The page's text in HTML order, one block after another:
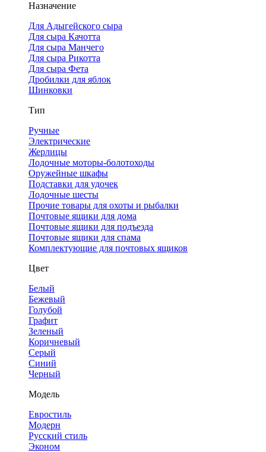
Назначение
Для Адыгейского сыра
Для сыра Качотта
Для сыра Манчего
Для сыра Рикотта
Для сыра Фета
Дробилки для яблок
Шинковки
Тип
Ручные
Электрические
Жерлицы
Лодочные моторы-болотоходы
Оружейные шкафы
Подставки для удочек
Лодочные шесты
Прочие товары для охоты и рыбалки
Почтовые ящики для дома
Почтовые ящики для подъезда
Почтовые ящики для спама
Комплектующие для почтовых ящиков
Цвет
Белый
Бежевый
Голубой
Графит
Зеленый
Коричневый
Серый
Синий
Черный
Модель
Евростиль
Модерн
Русский стиль
Эконом